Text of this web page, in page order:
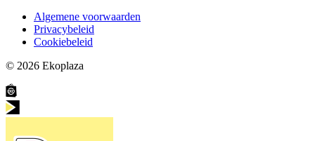
Algemene voorwaarden
Privacybeleid
Cookiebeleid
© 2026 Ekoplaza